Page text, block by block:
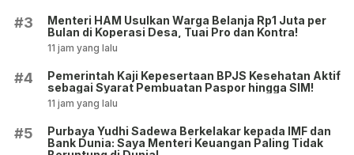
#3
Menteri HAM Usulkan Warga Belanja Rp1 Juta per
Bulan di Koperasi Desa, Tuai Pro dan Kontra!
11 jam yang lalu
#4
Pemerintah Kaji Kepesertaan BPJS Kesehatan Aktif
sebagai Syarat Pembuatan Paspor hingga SIM!
11 jam yang lalu
#5
Purbaya Yudhi Sadewa Berkelakar kepada IMF dan
Bank Dunia: Saya Menteri Keuangan Paling Tidak